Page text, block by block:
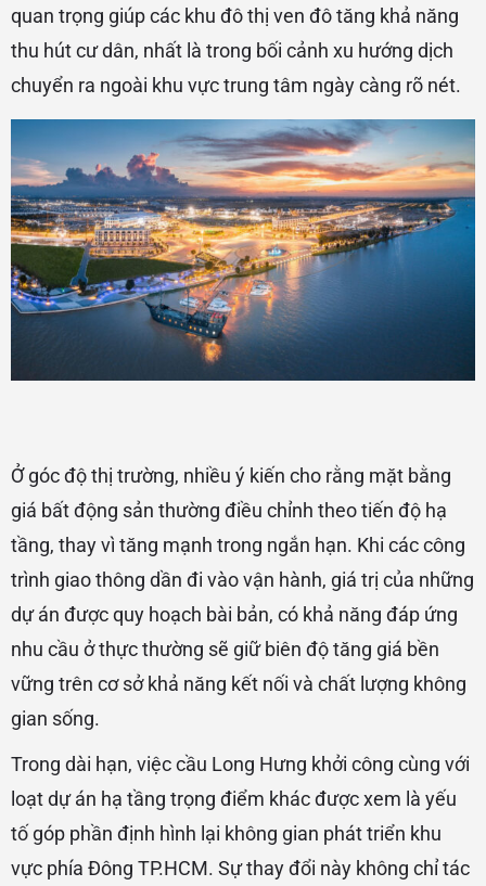
quan trọng giúp các khu đô thị ven đô tăng khả năng
thu hút cư dân, nhất là trong bối cảnh xu hướng dịch
chuyển ra ngoài khu vực trung tâm ngày càng rõ nét.
Ở góc độ thị trường, nhiều ý kiến cho rằng mặt bằng
giá bất động sản thường điều chỉnh theo tiến độ hạ
tầng, thay vì tăng mạnh trong ngắn hạn. Khi các công
trình giao thông dần đi vào vận hành, giá trị của những
dự án được quy hoạch bài bản, có khả năng đáp ứng
nhu cầu ở thực thường sẽ giữ biên độ tăng giá bền
vững trên cơ sở khả năng kết nối và chất lượng không
gian sống.
Trong dài hạn, việc cầu Long Hưng khởi công cùng với
loạt dự án hạ tầng trọng điểm khác được xem là yếu
tố góp phần định hình lại không gian phát triển khu
vực phía Đông TP.HCM. Sự thay đổi này không chỉ tác